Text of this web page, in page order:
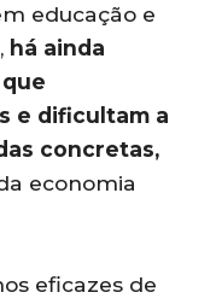
educação e
há ainda
e dificultam a
concretas,
economia
eficazes de